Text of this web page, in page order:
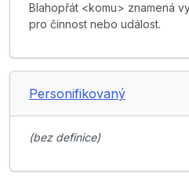
Blahopřát <komu> znamená
pro činnost nebo událost.
Personifikovaný
(bez definice)